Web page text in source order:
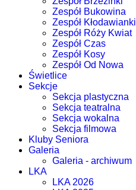
Zespół Bukowina
Zespół Kłodawianki
Zespół Róży Kwiat
Zespół Czas
Zespół Kosy
Zespół Od Nowa
Świetlice
Sekcje
Sekcja plastyczna
Sekcja teatralna
Sekcja wokalna
Sekcja filmowa
Kluby Seniora
Galeria
Galeria - archiwum
LKA
LKA 2026